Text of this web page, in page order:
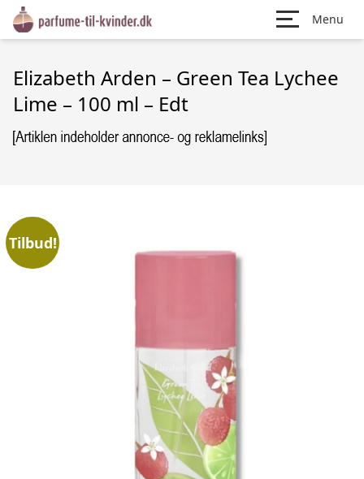
Menu
Elizabeth Arden – Green Tea Lychee
Lime – 100 ml – Edt
Tilbud!